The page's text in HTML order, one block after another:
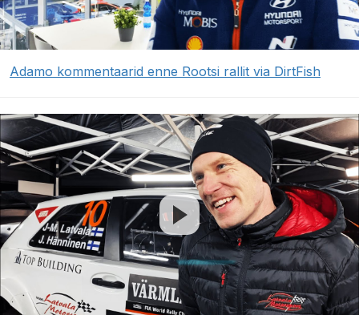
Adamo kommentaarid enne Rootsi rallit via DirtFish